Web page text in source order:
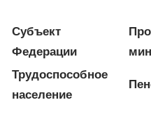
Субъект
Федерации
Трудоспособное
население